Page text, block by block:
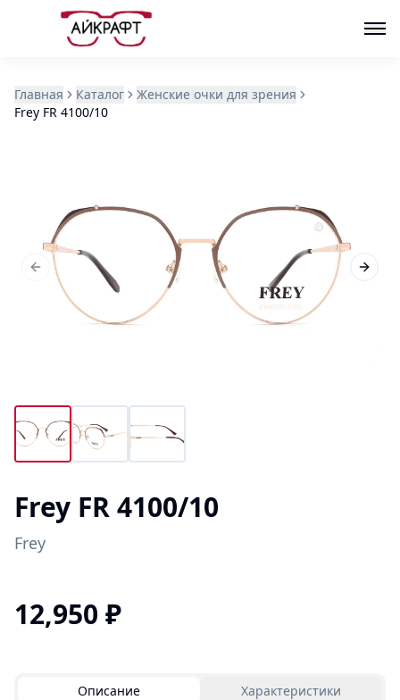
Главная Каталог
Женские очки для зрения
Frey FR 4100/10
Previous slide Next
Frey FR 4100/10
Frey
12,950 ₽
Описание Характеристики